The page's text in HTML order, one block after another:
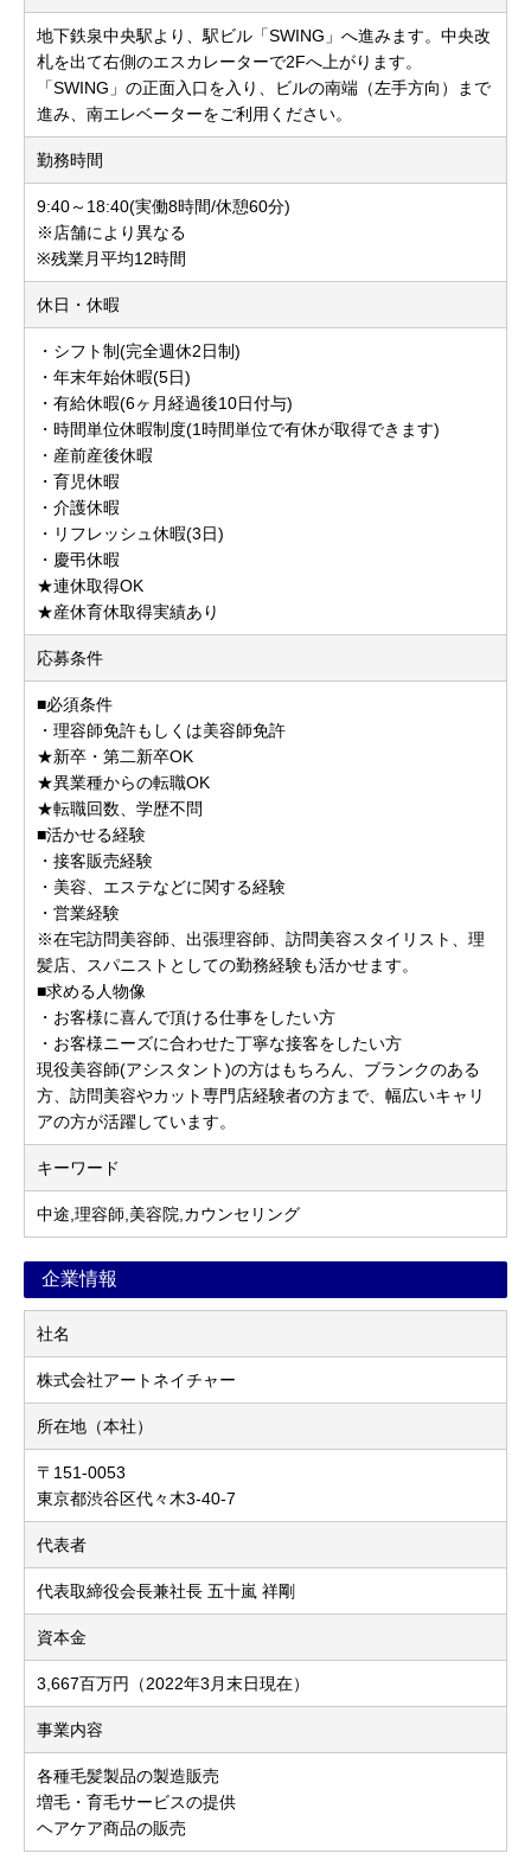
地下鉄泉中央駅より、駅ビル「SWING」へ進みます。中央改
札を出て右側のエスカレーターで2Fへ上がります。
「SWING」の正面入口を入り、ビルの南端（左手方向）まで
進み、南エレベーターをご利用ください。
勤務時間
9:40～18:40(実働8時間/休憩60分)
※店舗により異なる
※残業月平均12時間
休日・休暇
・シフト制(完全週休2日制)
・年末年始休暇(5日)
・有給休暇(6ヶ月経過後10日付与)
・時間単位休暇制度(1時間単位で有休が取得できます)
・産前産後休暇
・育児休暇
・介護休暇
・リフレッシュ休暇(3日)
・慶弔休暇
★連休取得OK
★産休育休取得実績あり
応募条件
■必須条件
・理容師免許もしくは美容師免許
★新卒・第二新卒OK
★異業種からの転職OK
★転職回数、学歴不問
■活かせる経験
・接客販売経験
・美容、エステなどに関する経験
・営業経験
※在宅訪問美容師、出張理容師、訪問美容スタイリスト、理
髪店、スパニストとしての勤務経験も活かせます。
■求める人物像
・お客様に喜んで頂ける仕事をしたい方
・お客様ニーズに合わせた丁寧な接客をしたい方
現役美容師(アシスタント)の方はもちろん、ブランクのある
方、訪問美容やカット専門店経験者の方まで、幅広いキャリ
アの方が活躍しています。
キーワード
中途,理容師,美容院,カウンセリング
企業情報
社名
株式会社アートネイチャー
所在地（本社）
〒151-0053
東京都渋谷区代々木3-40-7
代表者
代表取締役会長兼社長 五十嵐 祥剛
資本金
3,667百万円（2022年3月末日現在）
事業内容
各種毛髪製品の製造販売
増毛・育毛サービスの提供
ヘアケア商品の販売